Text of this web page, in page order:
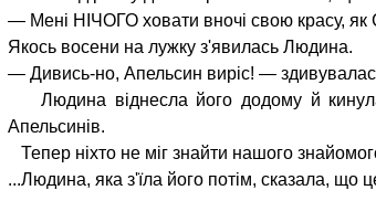
— Мені НІЧОГО ховати вночі свою красу,
Якось восени на лужку з'явилась Людина.
— Дивись-но, Апельсин виріс! —
Людина віднесла його додому й
Апельсинів.
Тепер ніхто не міг знайти нашого
...Людина, яка з'їла його потім, сказала, що